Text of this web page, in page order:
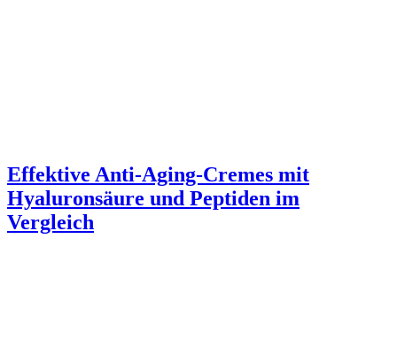
Effektive Anti-Aging-Cremes mit
Hyaluronsäure und Peptiden im
Vergleich